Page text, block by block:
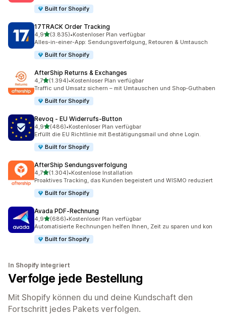
Built for Shopify
17TRACK Order Tracking
4,9von 5 Sternen
(3.835)
3835 Rezensionen insgesamt
•Kostenloser Plan verfügbar
Alles-in-einer-App: Sendungsverfolgung, Retouren & Umtausch
Built for Shopify
AfterShip Returns & Exchanges
4,7von 5 Sternen
(1.394)
1394 Rezensionen insgesamt
•Kostenloser Plan verfügbar
Traffic und Umsatz sichern – mit Umtauschen und Shop-Guthaben
Built for Shopify
Revoq ‑ EU Widerrufs‑Button
4,9von 5 Sternen
(486)
486 Rezensionen insgesamt
•Kostenloser Plan verfügbar
Erfüllt die EU Richtlinie mit Bestätigungsmail und ohne Login.
Built for Shopify
AfterShip Sendungsverfolgung
4,7von 5 Sternen
(1.304)
1304 Rezensionen insgesamt
•Kostenlose Installation
Proaktives Tracking, das Kunden begeistert und WISMO reduziert
Built for Shopify
Avada PDF‑Rechnung
4,9von 5 Sternen
(686)
686 Rezensionen insgesamt
•Kostenloser Plan verfügbar
Automatisierte Rechnungen helfen Ihnen, Zeit zu sparen und kon
Built for Shopify
In Shopify integriert
Verfolge jede Bestellung
Mit Shopify können du und deine Kundschaft den
Fortschritt jedes Pakets verfolgen.